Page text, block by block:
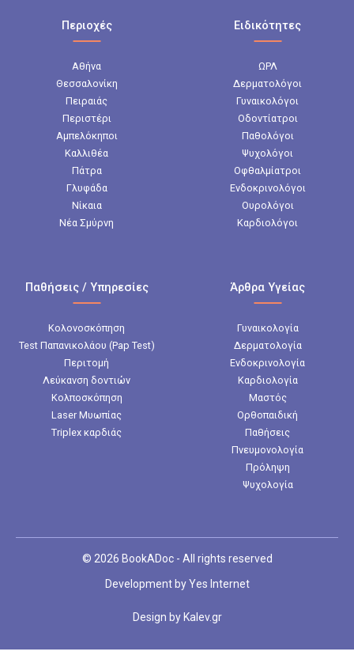
Περιοχές
Αθήνα
Θεσσαλονίκη
Πειραιάς
Περιστέρι
Αμπελόκηποι
Καλλιθέα
Πάτρα
Γλυφάδα
Νίκαια
Νέα Σμύρνη
Ειδικότητες
ΩΡΛ
Δερματολόγοι
Γυναικολόγοι
Οδοντίατροι
Παθολόγοι
Ψυχολόγοι
Οφθαλμίατροι
Ενδοκρινολόγοι
Ουρολόγοι
Καρδιολόγοι
Παθήσεις / Υπηρεσίες
Κολονοσκόπηση
Test Παπανικολάου (Pap Test)
Περιτομή
Λεύκανση δοντιών
Κολποσκόπηση
Laser Μυωπίας
Triplex καρδιάς
Άρθρα Υγείας
Γυναικολογία
Δερματολογία
Ενδοκρινολογία
Καρδιολογία
Μαστός
Ορθοπαιδική
Παθήσεις
Πνευμονολογία
Πρόληψη
Ψυχολογία
© 2026 BookADoc - All rights reserved
Development byYes Internet
Design by Kalev.gr